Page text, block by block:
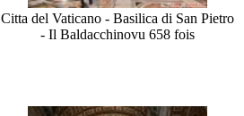
Citta del Vaticano - Basilica di San Pietro
- Il Baldacchinovu 658 fois